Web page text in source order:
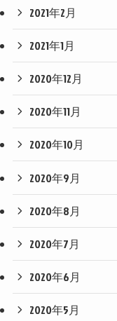
2021年2月
2021年1月
2020年12月
2020年11月
2020年10月
2020年9月
2020年8月
2020年7月
2020年6月
2020年5月